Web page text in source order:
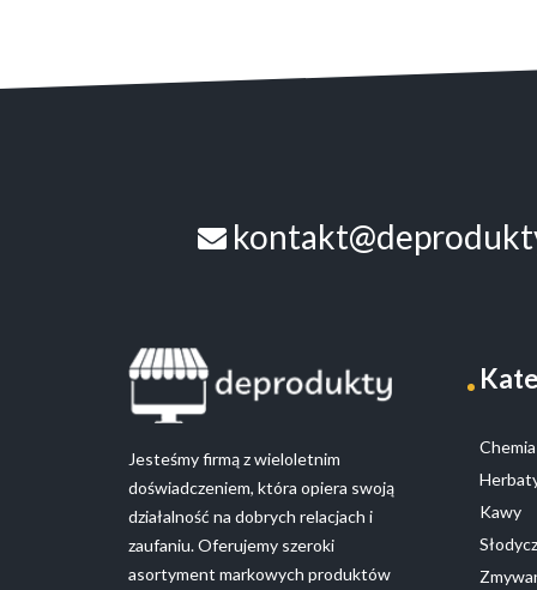
na
Jesteśmy firmą z wieloletnim
doświadczeniem, która opiera swoją
działalność na dobrych relacjach i
zaufaniu. Oferujemy szeroki
asortyment markowych produktów
Kawy